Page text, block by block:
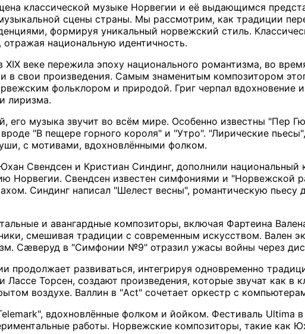
классической музыке Норвегии и её выдающимся
сцены страны. Мы рассмотрим, как традиции
формируя уникальный норвежский стиль.
национальную идентичность.
XIX веке пережила эпоху национального романтизма, во
в свои произведения. Самым знаменитым композитором
фольклором и природой. Григ черпал вдохновение
лиризма.
его музыка звучит во всём мире. Особенно известны "Пер
"В пещере горного короля" и "Утро". "Лирические
с мотивами, вдохновлёнными фолком.
Свендсен и Кристиан Синдинг, дополнили
Норвегии. Свендсен известен симфониями и "Норвежской
Синдинг написал "Шелест весны", романтическую пьесу
и авангардные композиторы, включая Фартеина
смешивая традиции с современным искусством. Вален
Сæверуд в "Симфонии №9" отразил ужасы войны через
продолжает развиваться, интегрируя одновременно
Торсен, создают произведения, которые звучат как в
воздухе. Валлин в "Act" сочетает оркестр с
вдохновлённые фолком и йойком. Фестиваль Ultima
работы. Норвежские композиторы, такие как